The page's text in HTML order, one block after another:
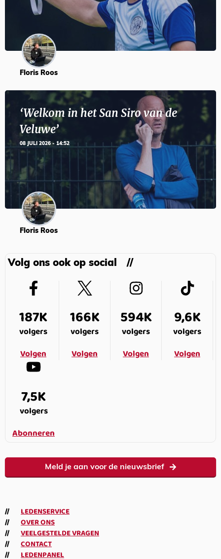
Floris Roos
‘Welkom in het San Siro van de
Veluwe’
08 JULI 2026 - 14:52
Floris Roos
Volg ons ook op social
187K
volgers
Volgen
166K
volgers
Volgen
594K
volgers
Volgen
9,6K
volgers
Volgen
7,5K
volgers
Abonneren
Meld je aan voor de nieuwsbrief
LEDENSERVICE
OVER ONS
VEELGESTELDE VRAGEN
CONTACT
LEDENPANEL